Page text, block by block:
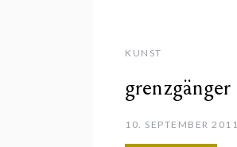
KUNST
grenzgänger
10. SEPTEMBER 2011